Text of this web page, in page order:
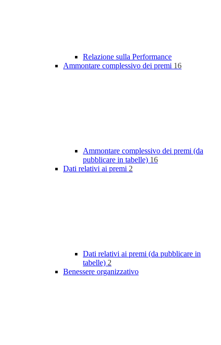
Relazione sulla Performance
Ammontare complessivo dei premi 16
Ammontare complessivo dei premi (da
pubblicare in tabelle) 16
Dati relativi ai premi 2
Dati relativi ai premi (da pubblicare in
tabelle) 2
Benessere organizzativo